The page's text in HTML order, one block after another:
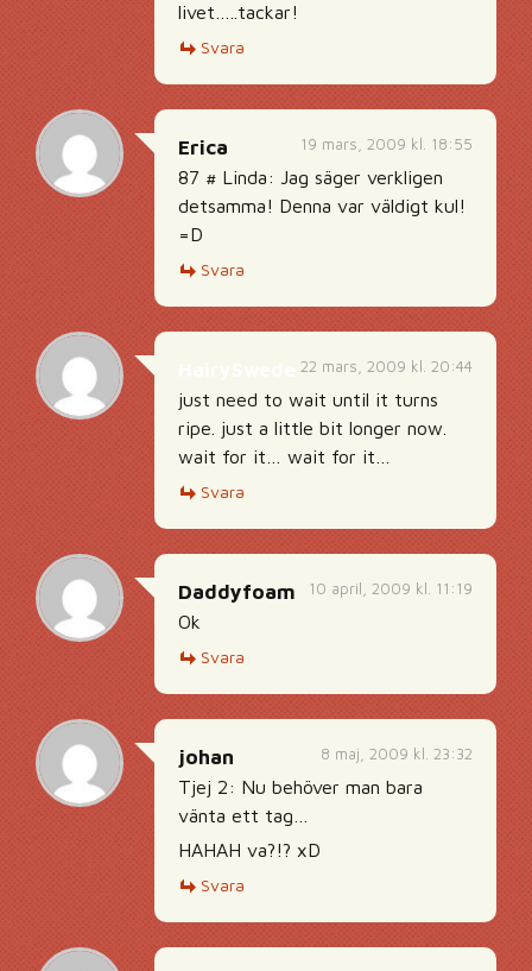
livet…..tackar!
Svara
19 mars, 2009 kl. 18:55
Erica
87 # Linda: Jag säger verkligen
detsamma! Denna var väldigt kul!
=D
Svara
22 mars, 2009 kl. 20:44
just need to wait until it turns
ripe. just a little bit longer now.
wait for it… wait for it…
Svara
10 april, 2009 kl. 11:19
Daddyfoam
Ok
Svara
8 maj, 2009 kl. 23:32
johan
Tjej 2: Nu behöver man bara
vänta ett tag…
HAHAH va?!? xD
Svara